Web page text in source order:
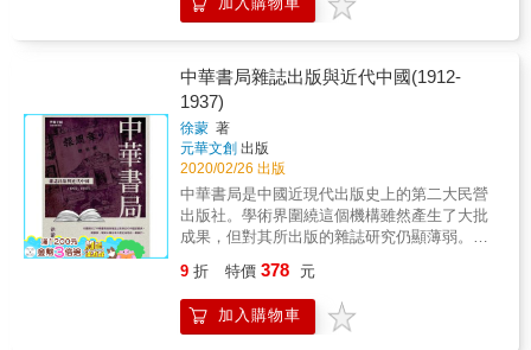
史，本書集合印刷術、書籍裝幀、文化史、文
學史領域的專家，也讓這本書與先前台灣書市
曾經出版過的、談書的歷史的書大不相同。 &
其他書多半以年代作為區分，談書籍隨著印刷
術的演進所產生的改變。本書既是書籍的配件
史；也像是把一本書從裡到外解剖開來，看組
成一本書需要哪些內容。 & 於是我們會讀到許
多有趣的描述： 【關於序】序是自相矛盾的體
裁，出現在主文本之前，但往往在文本完成後
才寫成。 【關於書衣】書衣到底是什麼，是可
丟棄的包裝紙？還是書不可缺少的一部分？
【關於目錄】你會從哪裡開始讀一本書？很可
能你翻開這本書，略過引言，翻到目錄，挑了
某一章開始讀。有可能是這一章，也可能是其
他章。也許，就在來來回回之間，你看完了整
本書，不是從頭讀到尾，但是按照你自己選擇
& 有人攜著高實驗性質的漫畫前來，有人將哲
學、電影、文學作為養分，有人挑戰著社會風
大膽做出諷刺仿作與改編⋯⋯他們展現漫畫的
各種可能性，同時也展示著
&not;&mdash;&mdash;「漫畫本身即是一種厲
害思想」。 & 好評推薦 & 「這些漫畫帶來的並
非緬懷， 而竟是引發強烈共感， 甚至想要膜拜
的嶄新體驗。」&mdash;&mdash;Mangasick
&
刷」又有什麼業障(?)與新挑戰！ ◆ 神人現身！
形？ ◆ 紙張告急！印刷業團結伸出援手！
（泣） ◆ 印刷品質大對決！神作竟讓人出現幻
印刷魂不死！紙本控不滅！ 工作與「截稿日」
或「印刷品」有關的人必讀！
中華書局雜誌出版與近代中國(1912-
1937)
徐蒙 著
元華文創 出版
2020/02/26 出版
中華書局是中國近現代出版史上的第二大民營
出版社。學術界圍繞這個機構雖然產生了大批
成果，但對其所出版的雜誌研究仍顯薄弱。本
戰爆發時段（1912-1937年）的雜誌出版活動進
行了系統整理，以探求這些雜誌與中華書局本
身的關聯，以及與當時中國政治、經濟、文
9 折 特價 378 元
加入購物車